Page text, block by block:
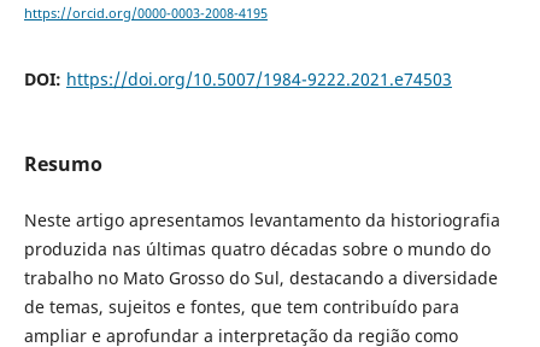
https://orcid.org/0000-0003-2008-4195
DOI: https://doi.org/10.5007/1984-9222.2021.e74503
Resumo
Neste artigo apresentamos levantamento da historiografia
produzida nas últimas quatro décadas sobre o mundo do
trabalho no Mato Grosso do Sul, destacando a diversidade
de temas, sujeitos e fontes, que tem contribuído para
ampliar e aprofundar a interpretação da região como